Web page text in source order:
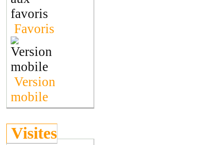
Favoris
Version
mobile
Visites